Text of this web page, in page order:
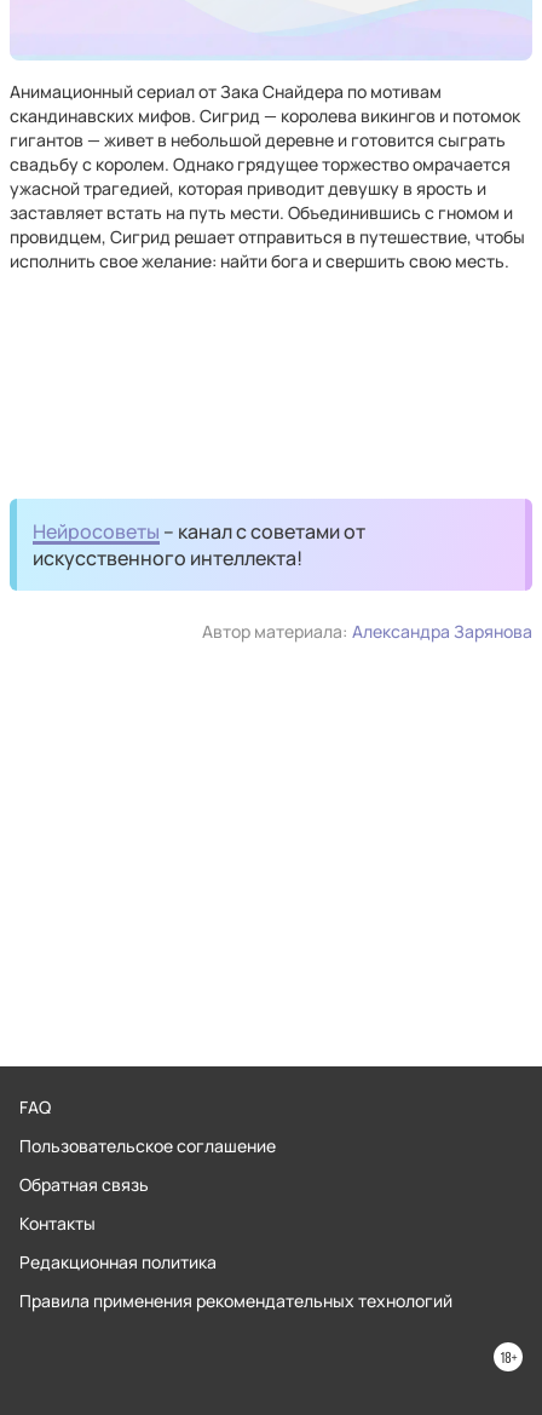
Анимационный сериал от Зака Снайдера по мотивам
скандинавских мифов. Сигрид — королева викингов и потомок
гигантов — живет в небольшой деревне и готовится сыграть
свадьбу с королем. Однако грядущее торжество омрачается
ужасной трагедией, которая приводит девушку в ярость и
заставляет встать на путь мести. Объединившись с гномом и
провидцем, Сигрид решает отправиться в путешествие, чтобы
исполнить свое желание: найти бога и свершить свою месть.
Нейросоветы – канал с советами от
искусственного интеллекта!
Автор материала: Александра Зарянова
FAQ
Пользовательское соглашение
Обратная связь
Контакты
Редакционная политика
Правила применения рекомендательных технологий